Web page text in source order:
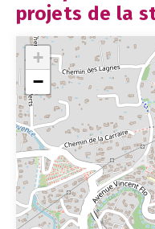
projets de la
+
−